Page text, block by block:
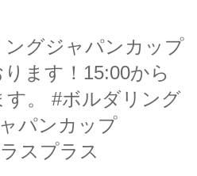
グジャパンカップ
ます！15:00から
す。 #ボルダリング
パンカップ
スプラス